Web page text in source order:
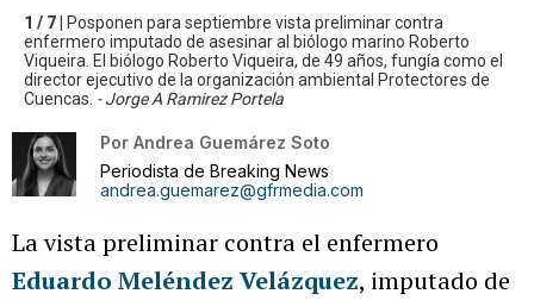
1 / 7 |
Posponen para septiembre vista preliminar contra
enfermero imputado de asesinar al biólogo marino Roberto
Viqueira. El biólogo Roberto Viqueira, de 49 años, fungía como el
director ejecutivo de la organización ambiental Protectores de
Cuencas. - Jorge A Ramirez Portela
Por Andrea Guemárez Soto
Periodista de Breaking News
andrea.guemarez@gfrmedia.com
La vista preliminar contra el enfermero
Eduardo Meléndez Velázquez, imputado de